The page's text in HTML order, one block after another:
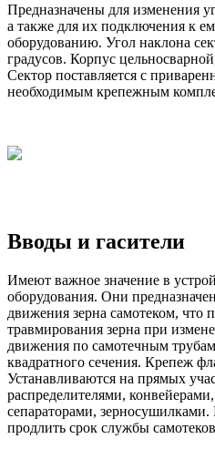
Предназначены для изменения
а также для их подключения к
оборудованию. Угол наклона
градусов. Корпус
Сектор поставляется с
необходимым крепежным
Вводы и гасители
Имеют важное значение в
оборудования. Они
движения зерна самотеком, что
травмирования зерна при
движения по самотечным
квадратного сечения. Крепеж
Устанавливаются на прямых
распределителями,
сепараторами, зерносушилками.
продлить срок службы